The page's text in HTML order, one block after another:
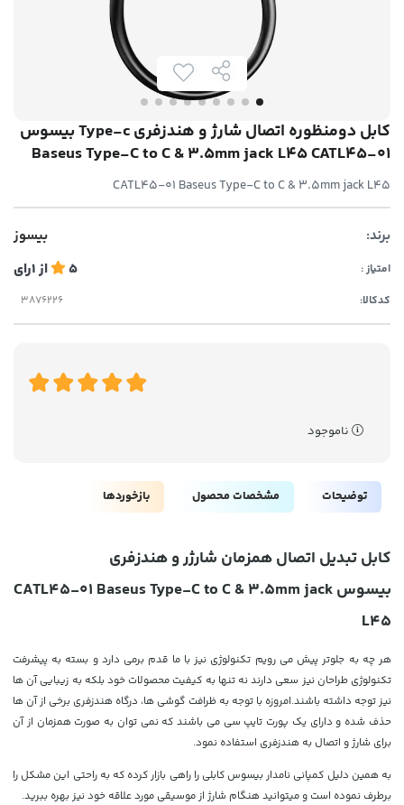
کابل دومنظوره اتصال شارژ و هندزفری Type-c بیسوس
Baseus Type-C to C & 3.5mm jack L45 CATL45-01
CATL45-01 Baseus Type-C to C & 3.5mm jack L45
برند: بیسوز
امتیاز : 5 از1رای
کدکالا:
ناموجود
توضیحات مشخصات محصول بازخوردها
کابل تبدیل اتصال همزمان شارژر و هندزفری
بیسوس CATL45-01 Baseus Type-C to C & 3.5mm jack
L45
هر چه به جلوتر پیش می رویم تکنولوژی نیز با ما قدم برمی دارد و بسته به پیشرفت
تکنولوژی طراحان نیز سعی دارند نه تنها به کیفیت محصولات خود بلکه به زیبایی آن ها
نیز توجه داشته باشند.امروزه با توجه به ظرافت گوشی ها، درگاه هندزفری برخی از آن ها
حذف شده و دارای یک پورت تایپ سی می باشند که نمی توان به صورت همزمان از آن
برای شارژ و اتصال به هندزفری استفاده نمود.
به همین دلیل کمپانی نامدار بیسوس کابلی را راهی بازار کرده که به راحتی این مشکل را
برطرف نموده است و میتوانید هنگام شارژ از موسیقی مورد علاقه خود نیز بهره ببرید.